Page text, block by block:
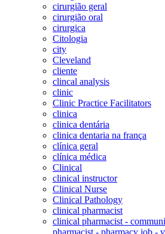
cirurgião geral
cirurgião oral
cirurgica
Citologia
city
Cleveland
cliente
clincal analysis
clinic
Clinic Practice Facilitators
clinica
clinica dentária
clinica dentaria na frança
clínica geral
clínica médica
Clinical
clinical instructor
Clinical Nurse
Clinical Pathology
clinical pharmacist
clinical pharmacist -
pharmacist - pharmacy job -